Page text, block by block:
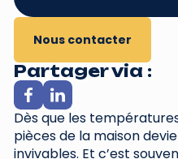
Nous contacter
Partager via :
Dès que les
pièces de la maison
invivables. Et c’est